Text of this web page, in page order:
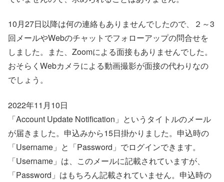
10月27日以降は何の連絡もありませんでしたので、２～3
回メールやWebのチャットでフォローアップの問合せを
しました。また、Zoomによる面接もありませんでした。
おそらくWebカメラによる動画撮影が面接の代わりなの
でしょう。
2022年11月10日
「Account Update Notification」というタイトルのメール
が届きました。申込みから15日掛かりました。申込時の
「Username」と「Password」でログインできます。
「Username」は、このメールに記載されていますが、
「Password」はもちろん記載されていません。申込時の